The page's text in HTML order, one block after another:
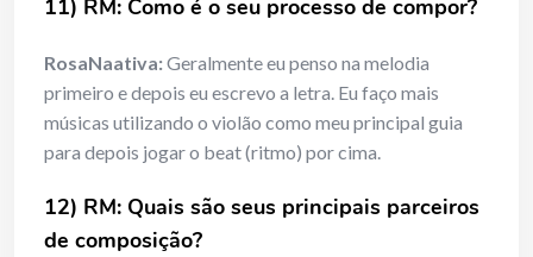
11) RM: Como é o seu processo de compor?
RosaNaativa:Geralmente eu penso na melodia
primeiro e depois eu escrevo a letra. Eu faço mais
músicas utilizando o violão como meu principal guia
para depois jogar o beat (ritmo) por cima.
12) RM: Quais são seus principais parceiros
de composição?